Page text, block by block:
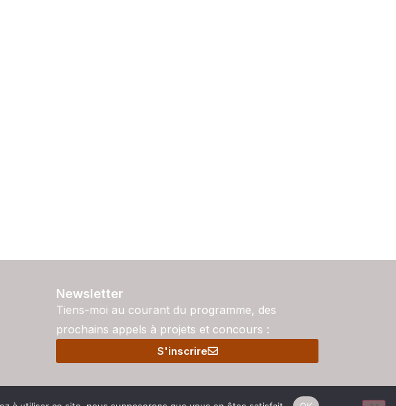
Newsletter
Tiens-moi au courant du programme, des
prochains appels à projets et concours :
S'inscrire